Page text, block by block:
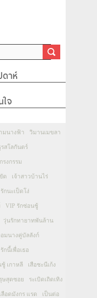
าห์
จ
มนางฟ้า วิมานเมขลา
สโลกันตร์
กรงกรรม
ด เจ้าสาวบ้านไร่
รักนะเป็ดโง่
VIP รักซ่อนชู้
วุ่นรักทายาทพันล้าน
มนางคู่บัลลังก์
กนี้เพื่อเธอ
เกาหลี เสือชะนีเก้ง
ษสุดซอย ระเบิดเถิดเทิง
เลือดมังกร แรด เป็นต่อ